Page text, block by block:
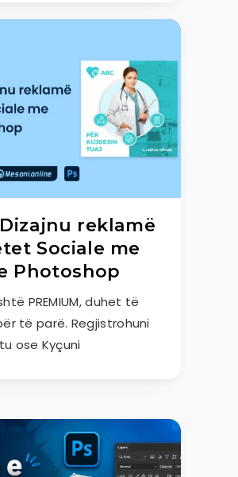
reklamë
Sociale me
Photoshop
PREMIUM, duhet të
të parë. Regjistrohuni
ose Kyçuni